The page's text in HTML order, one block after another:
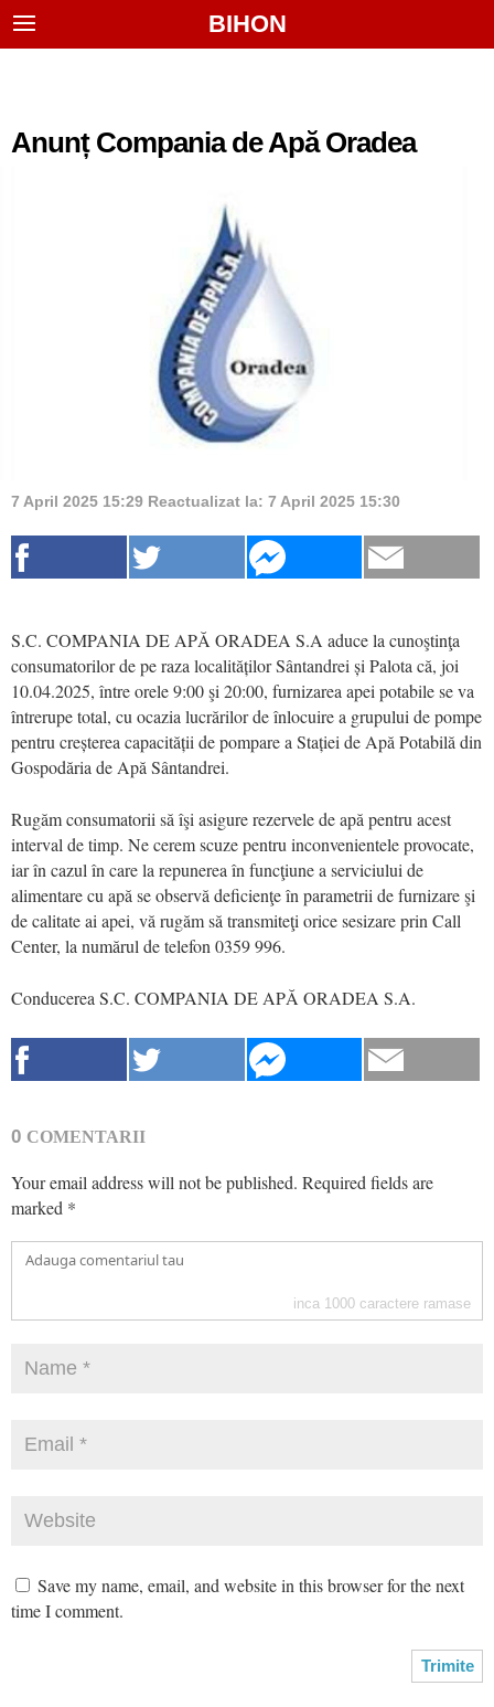
BIHON
Anunț Compania de Apă Oradea
7 April 2025 15:29 Reactualizat la: 7 April 2025 15:30
S.C. COMPANIA DE APĂ ORADEA S.A aduce la cunoştinţa
consumatorilor de pe raza localităților Sântandrei și Palota că, joi
10.04.2025, între orele 9:00 şi 20:00, furnizarea apei potabile se va
întrerupe total, cu ocazia lucrărilor de înlocuire a grupului de pompe
pentru creșterea capacității de pompare a Stației de Apă Potabilă din
Gospodăria de Apă Sântandrei.
Rugăm consumatorii să îşi asigure rezervele de apă pentru acest
interval de timp. Ne cerem scuze pentru inconvenientele provocate,
iar în cazul în care la repunerea în funcţiune a serviciului de
alimentare cu apă se observă deficienţe în parametrii de furnizare şi
de calitate ai apei, vă rugăm să transmiteţi orice sesizare prin Call
Center, la numărul de telefon 0359 996.
Conducerea S.C. COMPANIA DE APĂ ORADEA S.A.
0 COMENTARII
Your email address will not be published. Required fields are
marked *
inca 1000 caractere ramase
Save my name, email, and website in this browser for the next
time I comment.